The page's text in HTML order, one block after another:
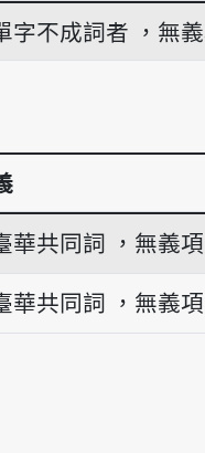
字不成詞者 ，無義
nōo
華共同詞 ，無義項
khì
華共同詞 ，無義項